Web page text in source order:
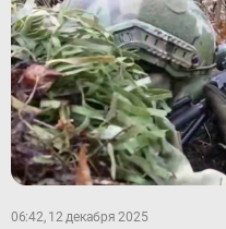
06:42, 12 декабря 2025